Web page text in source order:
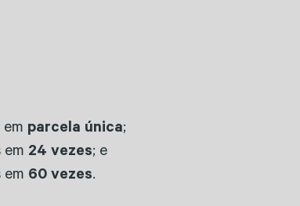
parcela única;
24 vezes; e
60 vezes.